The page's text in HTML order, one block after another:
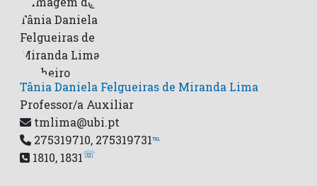
Tânia Daniela Felgueiras de Miranda Lima
Professor/a Auxiliar
tmlima@ubi.pt
275319710, 275319731℡
1810, 1831☏